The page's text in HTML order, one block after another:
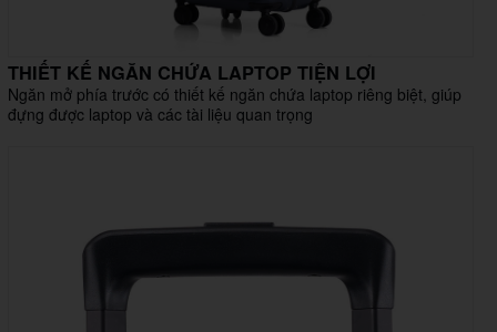
THIẾT KẾ NGĂN CHỨA LAPTOP TIỆN LỢI
Ngăn mở phía trước có thiết kế ngăn chứa laptop riêng biệt, giúp
đựng được laptop và các tài liệu quan trọng